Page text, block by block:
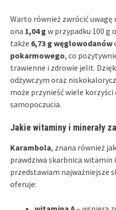
Warto również zwrócić uwagę
ona 1,04 g w przypadku 100 g
także 6,73 g węglowodanów
pokarmowego, co
trawienne i zdrowie jelit.
odżywczym oraz
może przynieść wiele
samopoczucia.
Jakie witaminy i minerały
Karambola, znana również
prawdziwa skarbnica witamin
przedstawiam najważniejsze
oferuje: